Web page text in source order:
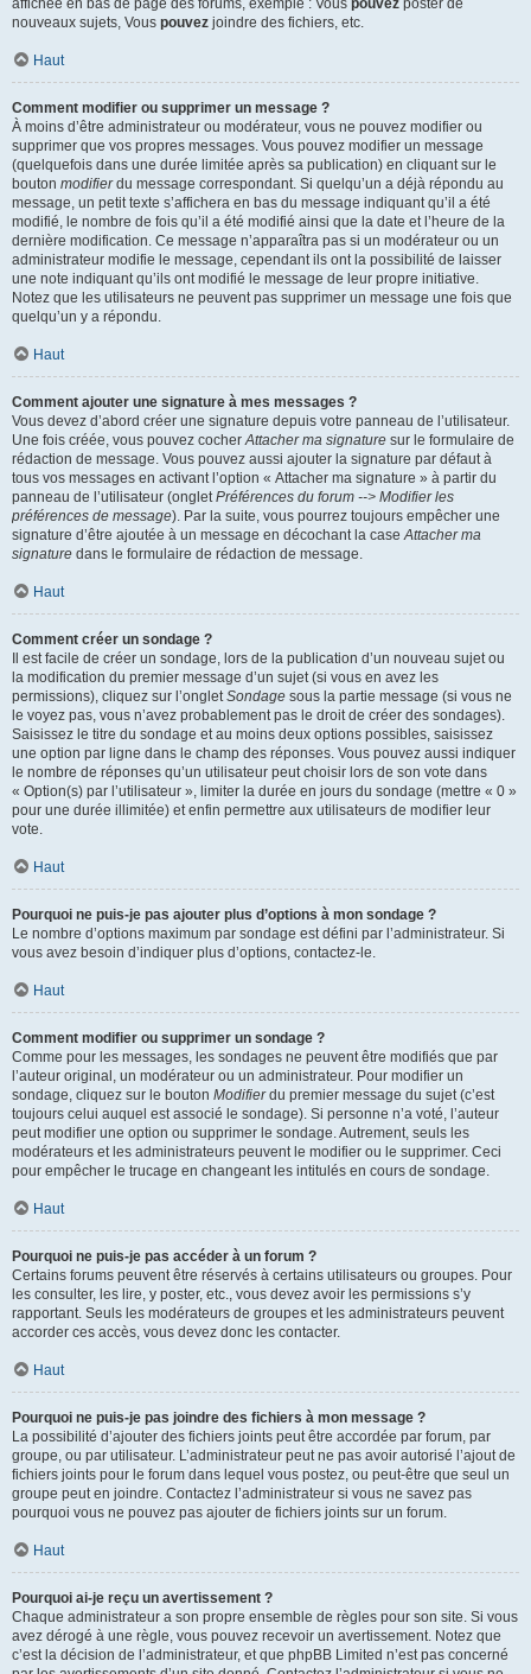
affichée en bas de page des forums, exemple : Vous pouvez poster de
nouveaux sujets, Vous pouvez joindre des fichiers, etc.
Haut
Comment modifier ou supprimer un message ?
À moins d’être administrateur ou modérateur, vous ne pouvez modifier ou
supprimer que vos propres messages. Vous pouvez modifier un message
(quelquefois dans une durée limitée après sa publication) en cliquant sur le
bouton modifierdu message correspondant. Si quelqu’un a déjà répondu au
message, un petit texte s’affichera en bas du message indiquant qu’il a été
modifié, le nombre de fois qu’il a été modifié ainsi que la date et l’heure de la
dernière modification. Ce message n’apparaîtra pas si un modérateur ou un
administrateur modifie le message, cependant ils ont la possibilité de laisser
une note indiquant qu’ils ont modifié le message de leur propre initiative.
Notez que les utilisateurs ne peuvent pas supprimer un message une fois que
quelqu’un y a répondu.
Haut
Comment ajouter une signature à mes messages ?
Vous devez d’abord créer une signature depuis votre panneau de l’utilisateur.
Une fois créée, vous pouvez cocherAttacher ma signature sur le formulaire de
rédaction de message. Vous pouvez aussi ajouter la signature par défaut à
tous vos messages en activant l’option « Attacher ma signature » à partir du
panneau de l’utilisateur (ongletPréférences du forum --> Modifier les
préférences de message). Par la suite, vous pourrez toujours empêcher une
signature d’être ajoutée à un message en décochant la caseAttacher ma
signature dans le formulaire de rédaction de message.
Haut
Comment créer un sondage ?
Il est facile de créer un sondage, lors de la publication d’un nouveau sujet ou
la modification du premier message d’un sujet (si vous en avez les
permissions), cliquez sur l’ongletSondage sous la partie message (si vous ne
le voyez pas, vous n’avez probablement pas le droit de créer des sondages).
Saisissez le titre du sondage et au moins deux options possibles, saisissez
une option par ligne dans le champ des réponses. Vous pouvez aussi indiquer
le nombre de réponses qu’un utilisateur peut choisir lors de son vote dans
« Option(s) par l’utilisateur », limiter la durée en jours du sondage (mettre « 0 »
pour une durée illimitée) et enfin permettre aux utilisateurs de modifier leur
vote.
Haut
Pourquoi ne puis-je pas ajouter plus d’options à mon sondage ?
Le nombre d’options maximum par sondage est défini par l’administrateur. Si
vous avez besoin d’indiquer plus d’options, contactez-le.
Haut
Comment modifier ou supprimer un sondage ?
Comme pour les messages, les sondages ne peuvent être modifiés que par
l’auteur original, un modérateur ou un administrateur. Pour modifier un
sondage, cliquez sur le bouton Modifierdu premier message du sujet (c’est
toujours celui auquel est associé le sondage). Si personne n’a voté, l’auteur
peut modifier une option ou supprimer le sondage. Autrement, seuls les
modérateurs et les administrateurs peuvent le modifier ou le supprimer. Ceci
pour empêcher le trucage en changeant les intitulés en cours de sondage.
Haut
Pourquoi ne puis-je pas accéder à un forum ?
Certains forums peuvent être réservés à certains utilisateurs ou groupes. Pour
les consulter, les lire, y poster, etc., vous devez avoir les permissions s’y
rapportant. Seuls les modérateurs de groupes et les administrateurs peuvent
accorder ces accès, vous devez donc les contacter.
Haut
Pourquoi ne puis-je pas joindre des fichiers à mon message ?
La possibilité d’ajouter des fichiers joints peut être accordée par forum, par
groupe, ou par utilisateur. L’administrateur peut ne pas avoir autorisé l’ajout de
fichiers joints pour le forum dans lequel vous postez, ou peut-être que seul un
groupe peut en joindre. Contactez l’administrateur si vous ne savez pas
pourquoi vous ne pouvez pas ajouter de fichiers joints sur un forum.
Haut
Pourquoi ai-je reçu un avertissement ?
Chaque administrateur a son propre ensemble de règles pour son site. Si vous
avez dérogé à une règle, vous pouvez recevoir un avertissement. Notez que
c’est la décision de l’administrateur, et que phpBB Limited n’est pas concerné